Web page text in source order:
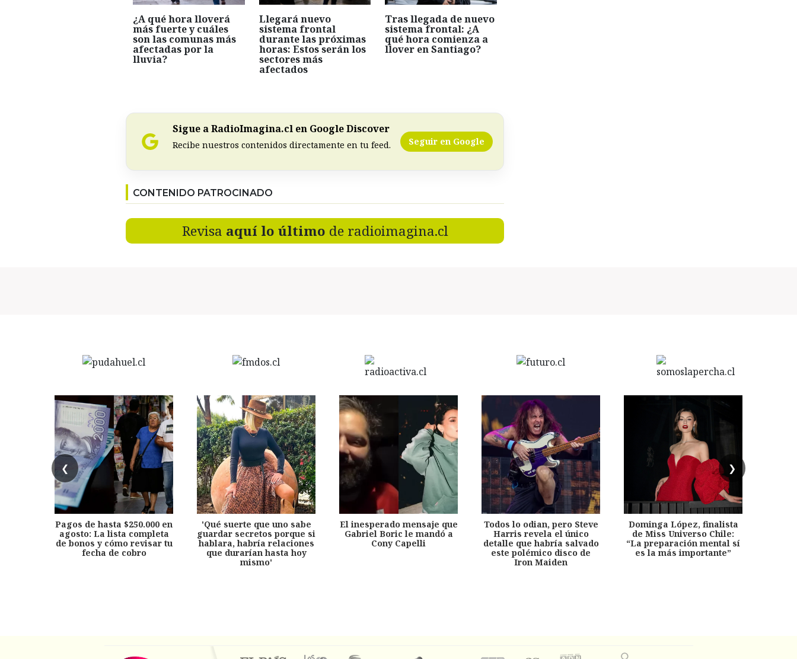
¿A qué hora lloverá
más fuerte y cuáles
son las comunas más
afectadas por la
lluvia?
Llegará nuevo
sistema frontal
durante las próximas
horas: Estos serán los
sectores más
afectados
Tras llegada de nuevo
sistema frontal: ¿A
qué hora comienza a
llover en Santiago?
Sigue a RadioImagina.cl en Google Discover
Recibe nuestros contenidos directamente en tu feed. Seguir en Google
CONTENIDO PATROCINADO
Revisa aquí lo último de radioimagina.cl
❮ ❯
Pagos de hasta $250.000 en
agosto: La lista completa
de bonos y cómo revisar tu
fecha de cobro
'Qué suerte que uno sabe
guardar secretos porque si
hablara, habría relaciones
que durarían hasta hoy
mismo'
El inesperado mensaje que
Gabriel Boric le mandó a
Cony Capelli
Todos lo odian, pero Steve
Harris revela el único
detalle que habría salvado
este polémico disco de
Iron Maiden
Dominga López, finalista
de Miss Universo Chile:
“La preparación mental sí
es la más importante”